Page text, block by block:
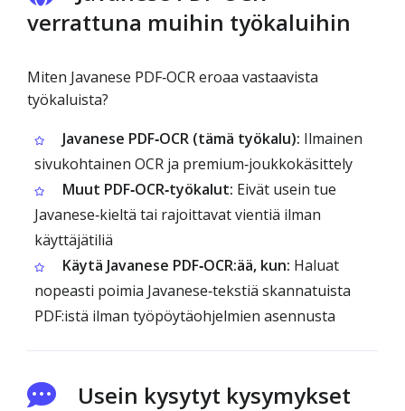
verrattuna muihin työkaluihin
Miten Javanese PDF‑OCR eroaa vastaavista
työkaluista?
Javanese PDF‑OCR (tämä työkalu): Ilmainen
sivukohtainen OCR ja premium‑joukkokäsittely
Muut PDF‑OCR‑työkalut: Eivät usein tue
Javanese‑kieltä tai rajoittavat vientiä ilman
käyttäjätiliä
Käytä Javanese PDF‑OCR:ää, kun: Haluat
nopeasti poimia Javanese‑tekstiä skannatuista
PDF:istä ilman työpöytäohjelmien asennusta
Usein kysytyt kysymykset